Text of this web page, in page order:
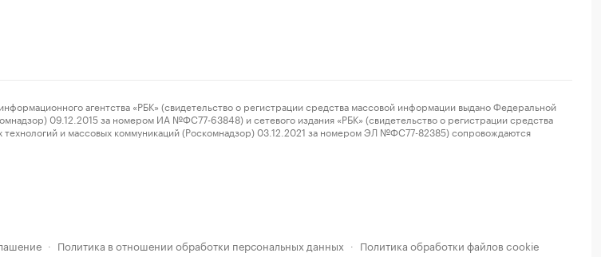
агентства «РБК» (свидетельство о регистрации средства массовой информации выдано Федеральной
09.12.2015 за номером ИА №ФС77-63848) и сетевого издания «РБК» (свидетельство о регистрации средства
и массовых коммуникаций (Роскомнадзор) 03.12.2021 за номером ЭЛ №ФС77-82385) сопровождаются
· Политика в отношении обработки персональных данных · Политика обработки файлов cookie